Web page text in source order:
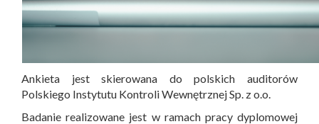
Ankieta jest skierowana do polskich auditorów
Polskiego Instytutu Kontroli Wewnętrznej Sp. z o.o.
Badanie realizowane jest w ramach pracy dyplomowej